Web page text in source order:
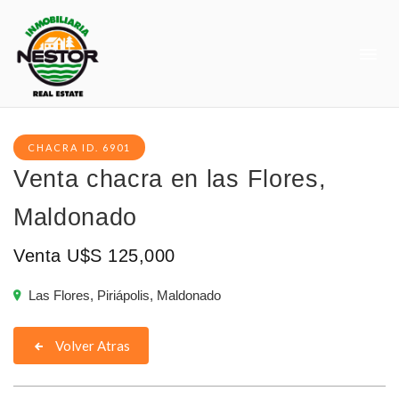
CHACRA ID. 6901
Venta chacra en las Flores,
Maldonado
Venta U$S 125,000
Las Flores, Piriápolis, Maldonado
Volver Atras